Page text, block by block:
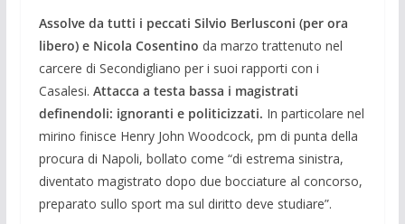
Assolve da tutti i peccati Silvio Berlusconi (per ora
libero) e Nicola Cosentino da marzo trattenuto nel
carcere di Secondigliano per i suoi rapporti con i
Casalesi. Attacca a testa bassa i magistrati
definendoli: ignoranti e politicizzati. In particolare nel
mirino finisce Henry John Woodcock, pm di punta della
procura di Napoli, bollato come “di estrema sinistra,
diventato magistrato dopo due bocciature al concorso,
preparato sullo sport ma sul diritto deve studiare”.